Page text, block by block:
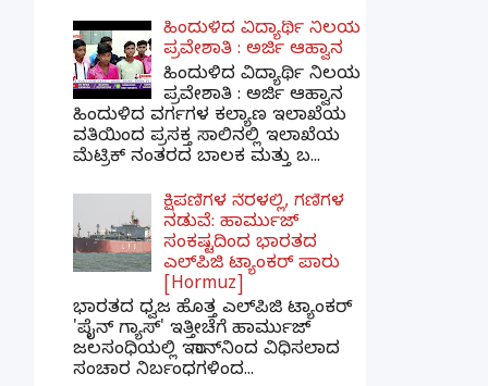
ಹಿಂದುಳಿದ ವಿದ್ಯಾರ್ಥಿ ನಿಲಯ
ಪ್ರವೇಶಾತಿ : ಅರ್ಜಿ ಆಹ್ವಾನ
ಹಿಂದುಳಿದ ವಿದ್ಯಾರ್ಥಿ ನಿಲಯ
ಪ್ರವೇಶಾತಿ : ಅರ್ಜಿ ಆಹ್ವಾನ
ಹಿಂದುಳಿದ ವರ್ಗಗಳ ಕಲ್ಯಾಣ ಇಲಾಖೆಯ
ವತಿಯಿಂದ ಪ್ರಸಕ್ತ ಸಾಲಿನಲ್ಲಿ ಇಲಾಖೆಯ
ಮೆಟ್ರಿಕ್ ನಂತರದ ಬಾಲಕ ಮತ್ತು ಬ...
ಕ್ಷಿಪಣಿಗಳ ನೆರಳಲ್ಲಿ, ಗಣಿಗಳ
ನಡುವೆ: ಹಾರ್ಮುಜ್
ಸಂಕಷ್ಟದಿಂದ ಭಾರತದ
ಎಲ್‌ಪಿಜಿ ಟ್ಯಾಂಕರ್ ಪಾರು
[Hormuz]
ಭಾರತದ ಧ್ವಜ ಹೊತ್ತ ಎಲ್‌ಪಿಜಿ ಟ್ಯಾಂಕರ್
'ಪೈನ್ ಗ್ಯಾಸ್' ಇತ್ತೀಚೆಗೆ ಹಾರ್ಮುಜ್
ಜಲಸಂಧಿಯಲ್ಲಿ ಇರಾನ್‌ನಿಂದ ವಿಧಿಸಲಾದ
ಸಂಚಾರ ನಿರ್ಬಂಧಗಳಿಂದ...